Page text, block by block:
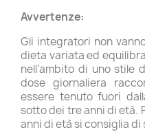
Avvertenze:
Gli integratori non
dieta variata ed
nell’ambito di uno stile
dose giornaliera
essere tenuto fuori
sotto dei tre anni di età.
anni di età si consiglia